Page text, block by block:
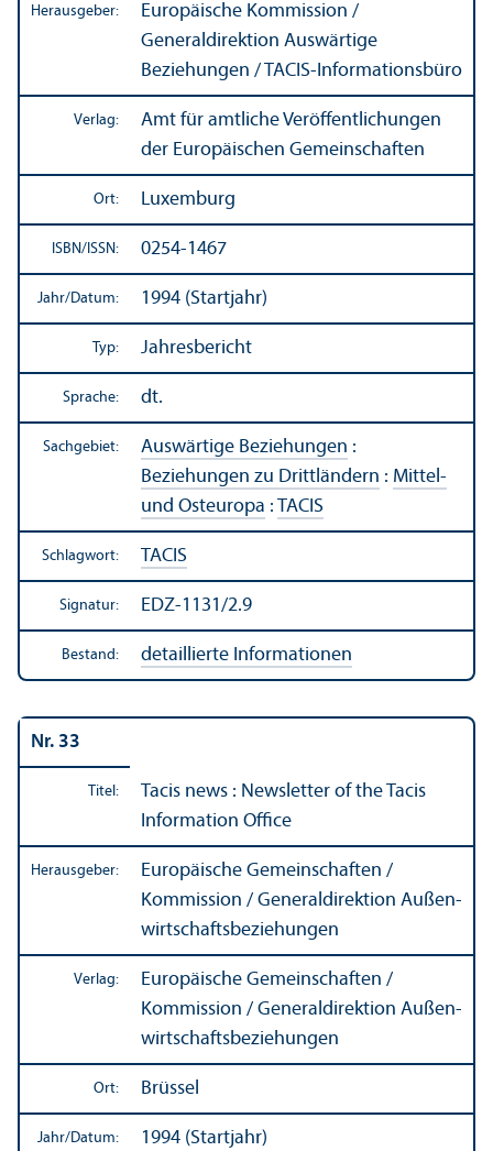
Herausgeber:
Europäische Kommission /
Generaldirektion Auswärtige
Beziehungen / TACIS-Informations­büro
Verlag:
Amt für amtliche Veröffentlichungen
der Europäischen Gemeinschaften
Ort: Luxemburg
ISBN/ISSN: 0254-1467
Jahr/Datum: 1994 (Startjahr)
Typ: Jahresbericht
Sprache: dt.
Sachgebiet: Auswärtige Beziehungen :
Beziehungen zu Drittländern : Mittel-
und Osteuropa : TACIS
Schlagwort: TACIS
Signatur: EDZ-1131/2.9
Bestand: detaillierte Informationen
Nr. 33
Titel:
Tacis news : Newsletter of the Tacis
Information Office
Herausgeber:
Europäische Gemeinschaften /
Kommission / Generaldirektion Außen­
wirtschafts­beziehungen
Verlag:
Europäische Gemeinschaften /
Kommission / Generaldirektion Außen­
wirtschafts­beziehungen
Ort: Brüssel
Jahr/Datum: 1994 (Startjahr)